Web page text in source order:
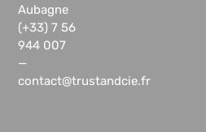
Aubagne
(+33) 7 56
944 007
—
contact@trustandcie.fr